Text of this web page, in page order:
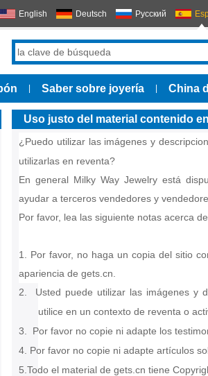
English Deutsch Русский
Saber sobre joyería China
Uso justo del material contenido
¿Puedo utilizar las imágenes y
utilizarlas en reventa?
En general Milky Way Jewelry está
ayudar a terceros vendedores y
Por favor, lea las siguiente notas acerca
1. Por favor, no haga un copia del sitio
apariencia de gets.cn.
2. Usted puede utilizar las imágenes y
utilice en un contexto de reventa o
3. Por favor no copie ni adapte los
4. Por favor no copie ni adapte artículos
5.Todo el material de gets.cn tiene